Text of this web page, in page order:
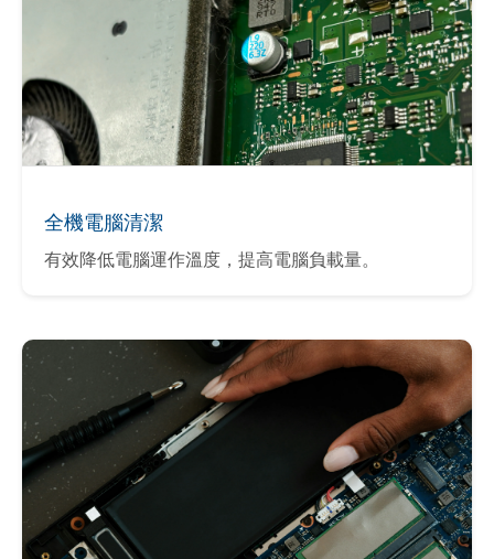
全機電腦清潔
有效降低電腦運作溫度，提高電腦負載量。